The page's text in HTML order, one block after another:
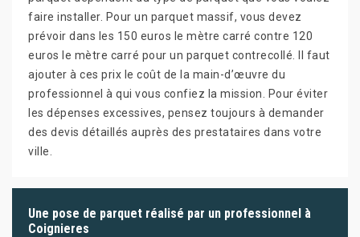
faire installer. Pour un parquet massif, vous devez
prévoir dans les 150 euros le mètre carré contre 120
euros le mètre carré pour un parquet contrecollé. Il faut
ajouter à ces prix le coût de la main-d’œuvre du
professionnel à qui vous confiez la mission. Pour éviter
les dépenses excessives, pensez toujours à demander
des devis détaillés auprès des prestataires dans votre
ville.
Une pose de parquet réalisé par un professionnel à
Coignieres